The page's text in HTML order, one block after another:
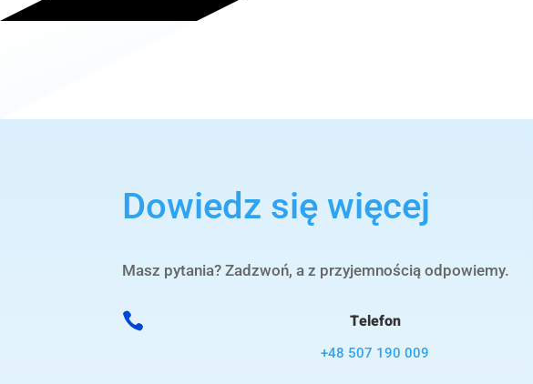
Dowiedz się więcej
Masz pytania? Zadzwoń, a z przyjemnością odpowiemy.
 Telefon
+48 507 190 009